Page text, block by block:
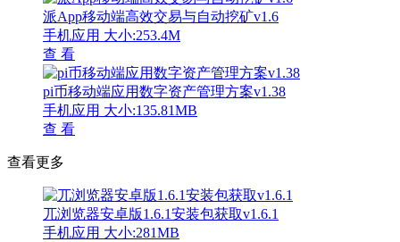
派App移动端高效交易与自动挖矿v1.6
手机应用 大小:253.4M
查 看
pi币移动端应用数字资产管理方案v1.38
手机应用 大小:135.81MB
查 看
查看更多
兀浏览器安卓版1.6.1安装包获取v1.6.1
手机应用 大小:281MB